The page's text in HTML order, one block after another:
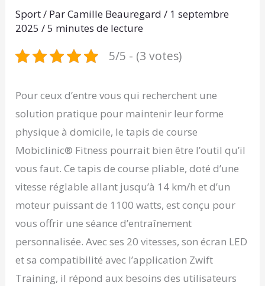
Sport/ ParCamille Beauregard/ 1 septembre
2025/5 minutes de lecture
5/5 - (3 votes)
Pour ceux d’entre vous qui recherchent une
solution pratique pour maintenir leur forme
physique à domicile, le tapis de course
Mobiclinic® Fitness pourrait bien être l’outil qu’il
vous faut. Ce tapis de course pliable, doté d’une
vitesse réglable allant jusqu’à 14 km/h et d’un
moteur puissant de 1100 watts, est conçu pour
vous offrir une séance d’entraînement
personnalisée. Avec ses 20 vitesses, son écran LED
et sa compatibilité avec l’application Zwift
Training, il répond aux besoins des utilisateurs